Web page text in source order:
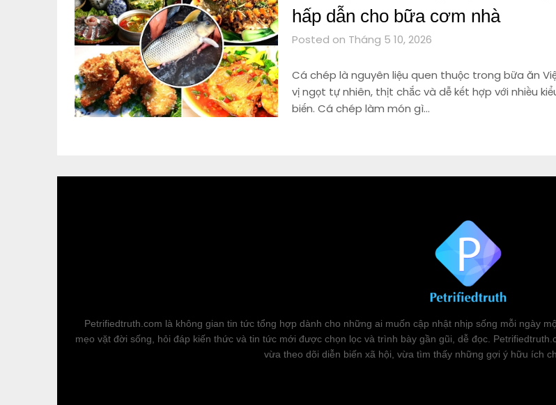
hấp dẫn cho bữa cơm nhà
Posted on Tháng 5 10, 2026
Cá chép là nguyên liệu quen thuộc trong bữa ăn
vị ngọt tự nhiên, thịt chắc và dễ kết hợp với nhiều
biến. Cá chép làm món gì…
Petrifiedtruth.com là không gian tin tức tổng hợp dành cho những ai muốn cập nhật nhịp sống mỗi ngày
mẹo vặt đời sống, hỏi đáp kiến thức và tin tức mới được chọn lọc và trình bày gần gũi, dễ đọc.
vừa theo dõi diễn biến xã hội, vừa tìm thấy những gợi ý hữu ích